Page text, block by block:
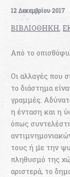
12 Δεκεμβρίου 2017
ΒΙΒΛΙΟΘΗΚΗ,
Από το
Οι αλλαγές που
το διάστημα
γραμμές.
η ένταση και η
όπως
τους ή με την
πληθυσμό της
αριστερά, το